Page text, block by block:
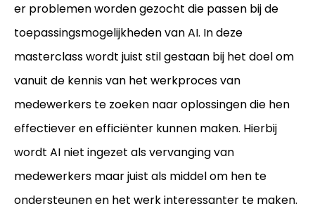
er problemen worden gezocht die passen bij de
toepassingsmogelijkheden van AI. In deze
masterclass wordt juist stil gestaan bij het doel om
vanuit de kennis van het werkproces van
medewerkers te zoeken naar oplossingen die hen
effectiever en efficiënter kunnen maken. Hierbij
wordt AI niet ingezet als vervanging van
medewerkers maar juist als middel om hen te
ondersteunen en het werk interessanter te maken.